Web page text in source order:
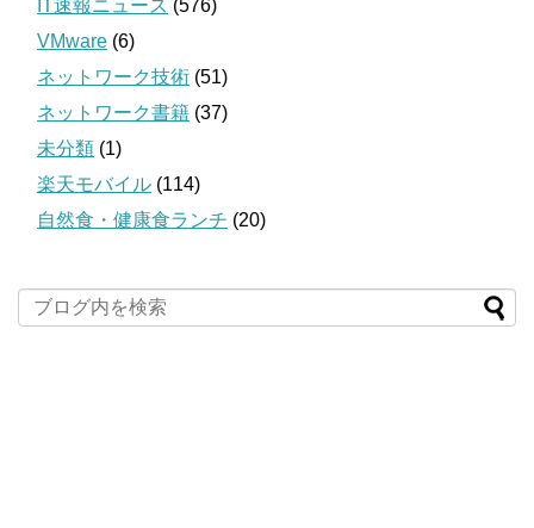
IT速報ニュース (576)
VMware (6)
ネットワーク技術 (51)
ネットワーク書籍 (37)
未分類 (1)
楽天モバイル (114)
自然食・健康食ランチ (20)